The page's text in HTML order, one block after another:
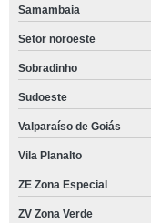
Samambaia
Setor noroeste
Sobradinho
Sudoeste
Valparaíso de Goiás
Vila Planalto
ZE Zona Especial
ZV Zona Verde